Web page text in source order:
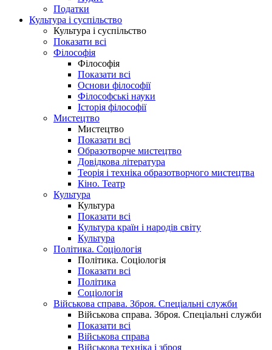
Податки
Культура і суспільство
Культура і суспільство
Показати всі
Філософія
Філософія
Показати всі
Основи філософії
Філософські науки
Історія філософії
Мистецтво
Мистецтво
Показати всі
Образотворче мистецтво
Довідкова література
Теорія і техніка образотворчого мистецтва
Кіно. Театр
Культура
Культура
Показати всі
Культура країн і народів світу
Культура
Політика. Соціологія
Політика. Соціологія
Показати всі
Політика
Соціологія
Військова справа. Зброя. Спеціальні служби
Військова справа. Зброя. Спеціальні служби
Показати всі
Військова справа
Військова техніка і зброя